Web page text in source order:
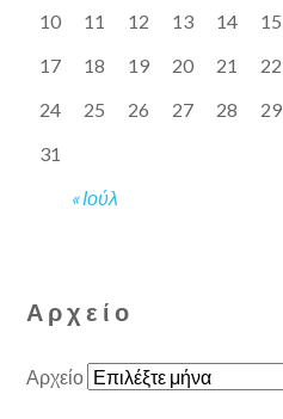
« Ιούλ
10
11 12 13 14 15
17
18 19 20 21 22
24
25 26 27 28 29
31
Αρχείο
Αρχείο